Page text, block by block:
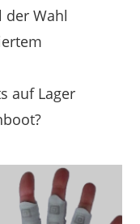
der Wahl
auf Lager